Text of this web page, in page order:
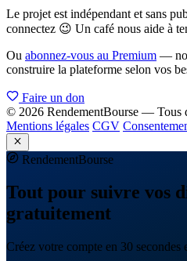
Le projet est indépendant et sans
connectez 😉 Un café nous aide à
Ou abonnez-vous au Premium —
construire la plateforme selon vos
Faire un don
© 2026 RendementBourse — Tous
Mentions légales CGV
RendementBourse
Tout pour suivre vos
gratuitement
Créez votre compte en 30 secondes